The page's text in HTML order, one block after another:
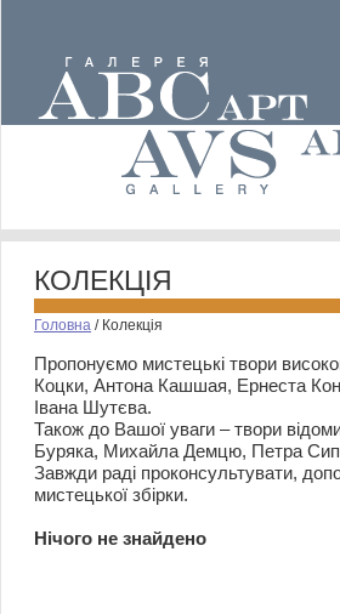
КОЛЕКЦІЯ
Головна / Колекція
Пропонуємо мистецькі твори
Коцки, Антона Кашшая, Ернеста
Івана Шутєва.
Також до Вашої уваги – твори
Буряка, Михайла Демцю, Петра
Завжди раді проконсультувати,
мистецької збірки.
Нiчого не знайдено